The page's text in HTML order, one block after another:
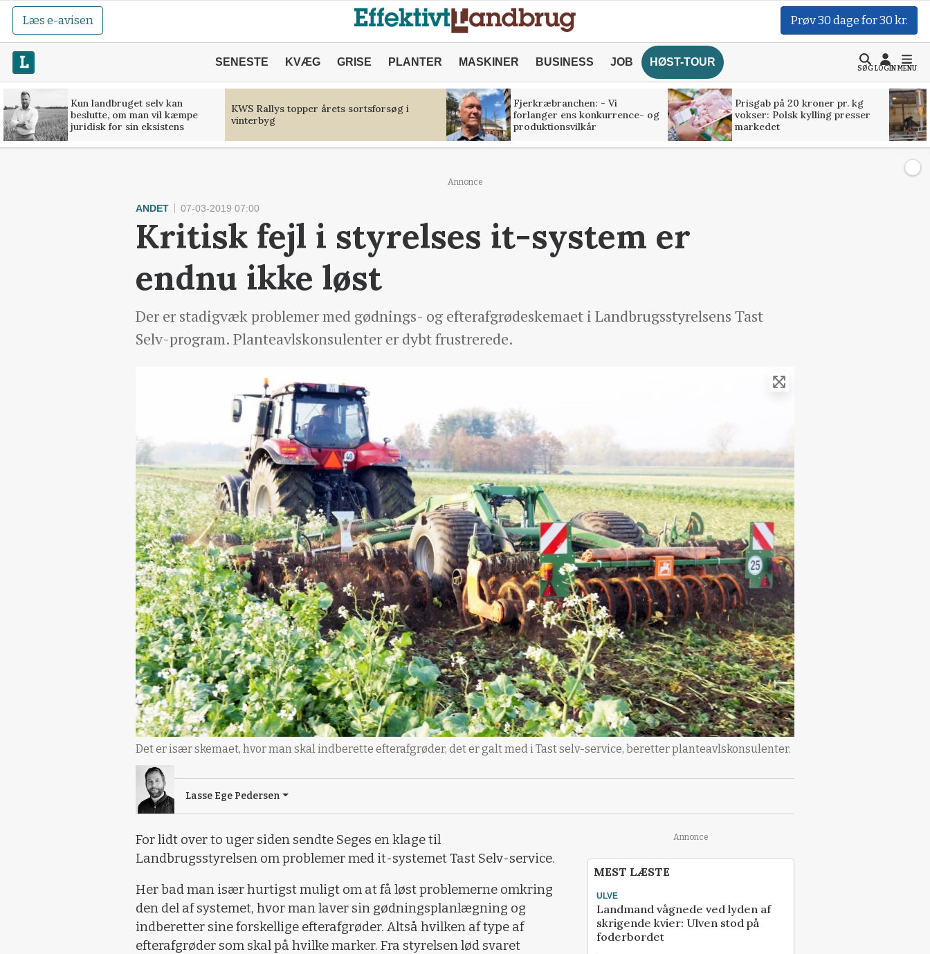
Læs e-avisen Prøv 30 dage for 30 kr.
SENESTE KVÆG GRISE PLANTER MASKINER BUSINESS JOB HØST-TOUR
SØGLOGINMENU
Kun landbruget selv kan
beslutte, om man vil kæmpe
juridisk for sin eksistens
KWS Rallys topper årets sortsforsøg i
vinterbyg
Fjerkræbranchen: - Vi
forlanger ens konkurrence- og
produktionsvilkår
Prisgab på 20 kroner pr. kg
vokser: Polsk kylling presser
markedet
Annonce
ANDET 07-03-2019 07:00
Kritisk fejl i styrelses it-system er
endnu ikke løst
Der er stadigvæk problemer med gødnings- og efterafgrødeskemaet i Landbrugsstyrelsens Tast
Selv-program. Planteavlskonsulenter er dybt frustrerede.
Det er især skemaet, hvor man skal indberette efterafgrøder, det er galt med i Tast selv-service, beretter planteavlskonsulenter.
Lasse Ege Pedersen
For lidt over to uger siden sendte Seges en klage til
Landbrugsstyrelsen om problemer med it-systemet Tast Selv-service.
Her bad man især hurtigst muligt om at få løst problemerne omkring
den del af systemet, hvor man laver sin gødningsplanlægning og
indberetter sine forskellige efterafgrøder. Altså hvilken af type af
efterafgrøder som skal på hvilke marker. Fra styrelsen lød svaret
Annonce
MEST LÆSTE
ULVE
Landmand vågnede ved lyden af
skrigende kvier: Ulven stod på
foderbordet